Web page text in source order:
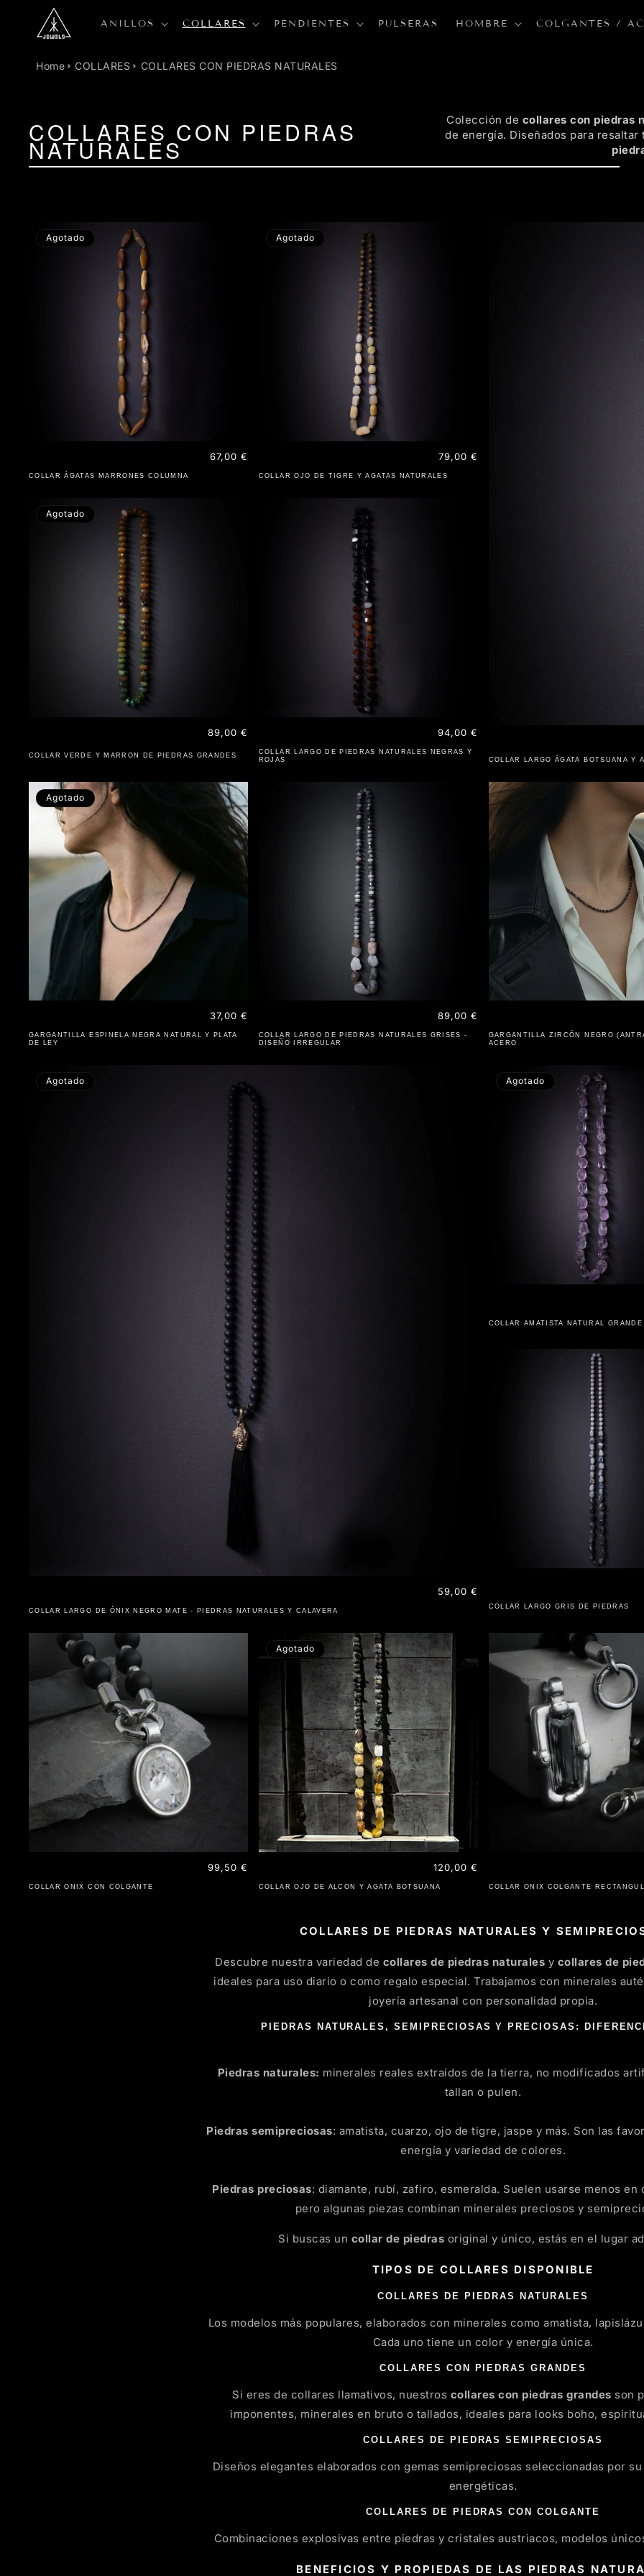
CONTENIDO
ANILLOS COLLARES PENDIENTES PULSERAS HOMBRE COLGANTES /
Home COLLARES COLLARES CON PIEDRAS NATURALES
COLLARES CON PIEDRAS
NATURALES
Colección de collares con piedras
de energía. Diseñados para
COLLAR LARGO ÁGATA BOTSUANA Y
Agotado
COLLAR ÁGATAS MARRONES COLUMNA
Precio
67,00 €
Agotado
COLLAR OJO DE TIGRE Y AGATAS NATURALES
Precio
79,00 €
Agotado
COLLAR VERDE Y MARRON DE PIEDRAS GRANDES
Precio
habitual
89,00 €
COLLAR LARGO DE PIEDRAS NATURALES NEGRAS Y
ROJAS
Precio
habitual
94,00 €
Agotado
GARGANTILLA ESPINELA NEGRA NATURAL Y PLATA
DE LEY
Precio
37,00 €
COLLAR LARGO DE PIEDRAS NATURALES GRISES -
DISEÑO IRREGULAR
Precio
89,00 €
GARGANTILLA ZIRCÓN NEGRO
ACERO
Agotado
COLLAR LARGO DE ÓNIX NEGRO MATE - PIEDRAS NATURALES Y CALAVERA
Precio
59,00 €
Agotado
COLLAR AMATISTA NATURAL GRANDE
COLLAR LARGO GRIS DE PIEDRAS
COLLAR ONIX CON COLGANTE
Precio
habitual
99,50 €
Agotado
COLLAR OJO DE ALCON Y AGATA BOTSUANA
Precio
habitual
120,00 €
COLLAR ONIX COLGANTE
COLLARES DE PIEDRAS NATURALES Y
Descubre nuestra variedad de collares de piedras naturales y collares de
ideales para uso diario o como regalo especial. Trabajamos con minerales
joyería artesanal con personalidad propia.
PIEDRAS NATURALES, SEMIPRECIOSAS Y PRECIOSAS:
Piedras naturales: minerales reales extraídos de la tierra, no modificados
tallan o pulen.
Piedras semipreciosas: amatista, cuarzo, ojo de tigre, jaspe y más. Son las
energía y variedad de colores.
Piedras preciosas: diamante, rubí, zafiro, esmeralda. Suelen usarse menos en
pero algunas piezas combinan minerales preciosos y
Si buscas un collar de piedras original y único, estás en el lugar
TIPOS DE COLLARES DISPONIBLE
COLLARES DE PIEDRAS NATURALES
Los modelos más populares, elaborados con minerales como amatista,
Cada uno tiene un color y energía única.
COLLARES CON PIEDRAS GRANDES
Si eres de collares llamativos, nuestros collares con piedras grandes son
imponentes, minerales en bruto o tallados, ideales para looks boho,
COLLARES DE PIEDRAS SEMIPRECIOSAS
Diseños elegantes elaborados con gemas semipreciosas seleccionadas por
energéticas.
COLLARES DE PIEDRAS CON COLGANTE
Combinaciones explosivas entre piedras y cristales austriacos, modelos
BENEFICIOS Y PROPIEDAS DE LAS PIEDRAS